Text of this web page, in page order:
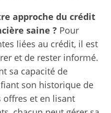
approche du crédit
saine ? Pour
liées au crédit, il est
et de rester informé.
sa capacité de
son historique de
offres et en lisant